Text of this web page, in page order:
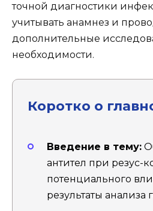
точной диагностики
учитывать анамнез и
дополнительные
необходимости.
Коротко о
Введение в тему:
антител при резус-
потенциального
результаты анализа